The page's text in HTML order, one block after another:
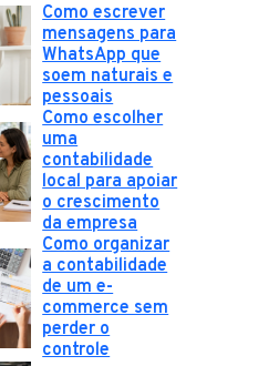
Como escrever
mensagens para
WhatsApp que
soem naturais e
pessoais
Como escolher
uma
contabilidade
local para apoiar
o crescimento
da empresa
Como organizar
a contabilidade
de um e-
commerce sem
perder o
controle